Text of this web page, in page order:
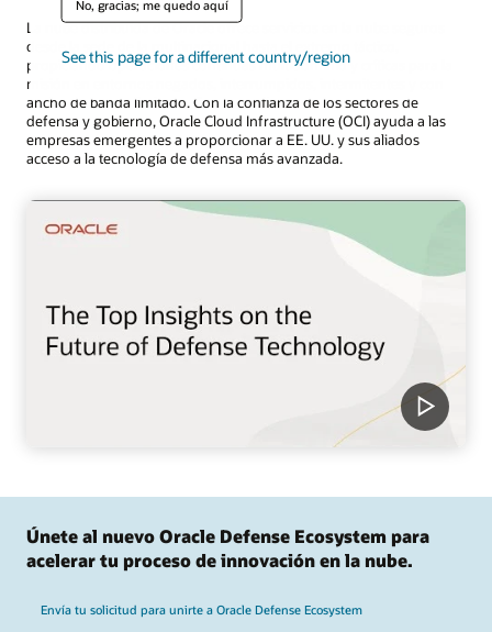
No, gracias; me quedo aquí
See this page for a different country/region
La nube distribuida de Oracle ofrece servicios en la nube seguros
desde la sede de la multinacional hasta el extremo táctico,
propiciando operaciones continuas multidominio y críticas para la
misión en entornos negados, interrumpidos, intermitentes y con
ancho de banda limitado. Con la confianza de los sectores de
defensa y gobierno, Oracle Cloud Infrastructure (OCI) ayuda a las
empresas emergentes a proporcionar a EE. UU. y sus aliados
acceso a la tecnología de defensa más avanzada.
Únete al nuevo Oracle Defense Ecosystem para
acelerar tu proceso de innovación en la nube.
Envía tu solicitud para unirte a Oracle Defense Ecosystem